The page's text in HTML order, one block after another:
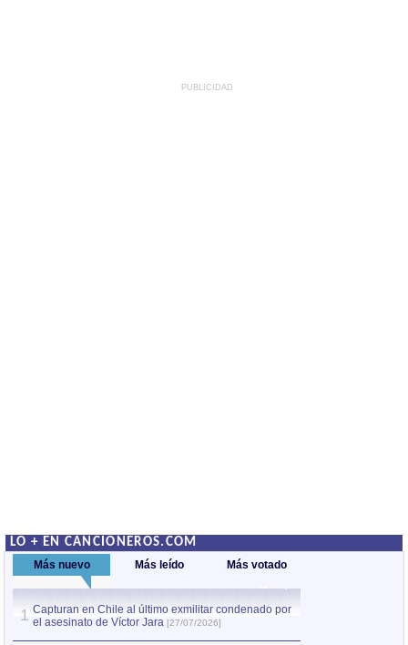
PUBLICIDAD
LO + EN CANCIONEROS.COM
Más nuevo Más leído Más votado
1 Capturan en Chile al último exmilitar condenado por
el asesinato de Víctor Jara [27/07/2026]